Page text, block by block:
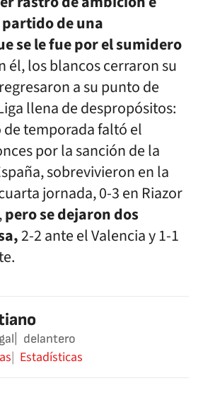
de una
se le fue por el sumidero
él, los blancos cerraronsu
regresaron a su punto de
llena de despropósitos:
temporada faltó el
por la sanción de la
sobrevivieron en la
jornada, 0-3 en Riazor
pero se dejaron dos
2-2 ante el Valencia y 1-1
delantero
Estadísticas